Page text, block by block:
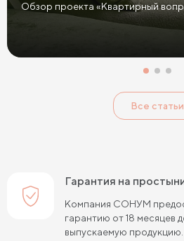
Обзор проекта «Квартирный
Все статьи
Гарантия на
Компания СОНУМ
гарантию от 18 месяцев
выпускаемую продукцию.